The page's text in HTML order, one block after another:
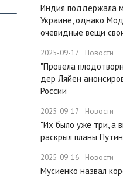
​Индия поддержала
Украине, однако
очевидные вещи
2025-09-17 Новости
​"Провела
дер Ляйен
России
2025-09-17 Новости
​"Их было уже три, а
раскрыл планы
2025-09-16 Новости
Мусиенко назвал